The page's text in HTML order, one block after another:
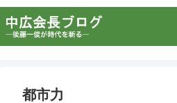
都市力